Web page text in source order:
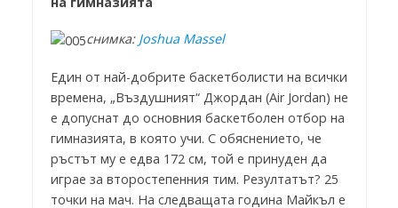
снимка: Joshua Massel
Един от най-добрите баскетболисти на всички
времена, „Въздушният“ Джордан (Air Jordan) не
е допуснат до основния баскетболен отбор на
гимназията, в която учи. С обяснението, че
ръстът му е едва 172 см, той е принуден да
играе за второстепенния тим. Резултатът? 25
точки на мач. На следващата година Майкъл е